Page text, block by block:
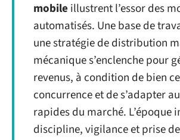
mobile illustrent l’essor des
automatisés. Une base de
une stratégie de distribution
mécanique s’enclenche pour
revenus, à condition de bien
concurrence et de s’adapter
rapides du marché. L’époque
discipline, vigilance et prise